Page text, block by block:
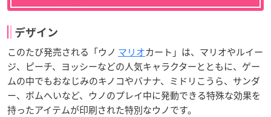
デザイン
このたび発売される「ウノ マリオカート」は、マリオやルイー
ジ、ピーチ、ヨッシーなどの人気キャラクターとともに、ゲー
ムの中でもおなじみのキノコやバナナ、ミドリこうら、サンダ
ー、ボムへいなど、ウノのプレイ中に発動できる特殊な効果を
持ったアイテムが印刷された特別なウノです。